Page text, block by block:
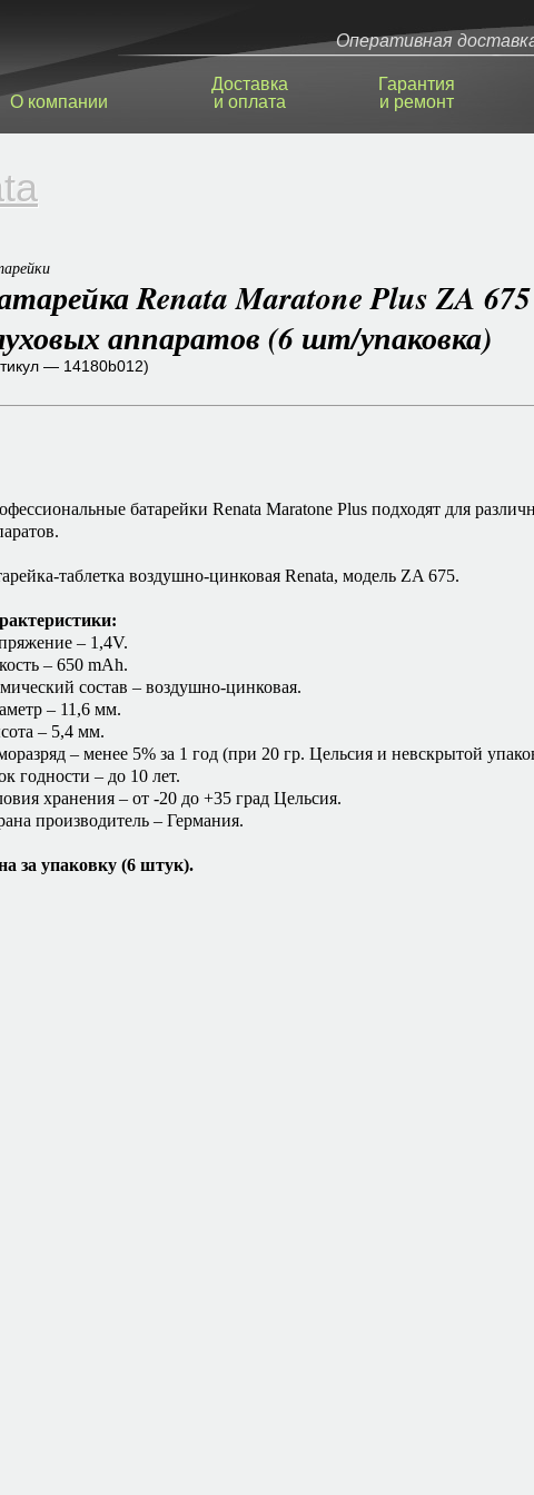
Оперативная
О компании
Доставка
и оплата
Гарантия
и ремонт
Renata Maratone Plus ZA
аппаратов (6 шт/упаковка)
— 14180b012)
батарейки Renata Maratone Plus подходят для
таблетка воздушно-цинковая Renata, модель ZA 675.
– 1,4V.
– 650 mAh.
состав – воздушно-цинковая.
– 11,6 мм.
– 5,4 мм.
– менее 5% за 1 год (при 20 гр. Цельсия и невскрытой
годности – до 10 лет.
хранения – от -20 до +35 град Цельсия.
производитель – Германия.
за упаковку (6 штук).